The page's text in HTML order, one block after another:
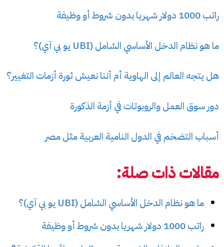
راتب 1000 دولار شهريا بدون شروط أو وظيفة
ما هو نظام الدخل الأساسي الشامل (UBI يو بي آي)؟
هل يتجه العالم إلى الهاوية أم أننا نعيش ثورة أزمات التغيير؟
دور سوق العمل والروبوتات في أزمة الذكورة
أسباب التضخم في الدول النامية العربية مثل مصر
مقالات ذات صلة:
ما هو نظام الدخل الأساسي الشامل (UBI يو بي آي)؟
راتب 1000 دولار شهريا بدون شروط أو وظيفة